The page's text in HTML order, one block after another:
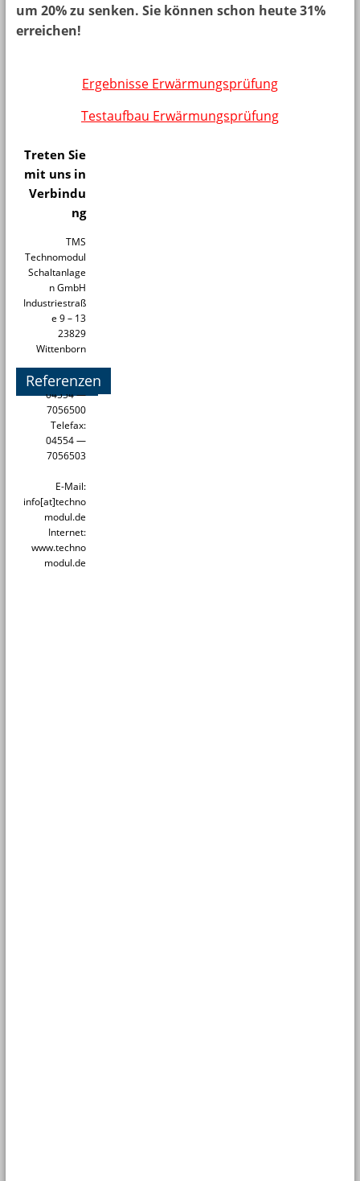
um 20% zu senken. Sie können schon heute 31%
erreichen!
Ergebnisse Erwärmungsprüfung
Testaufbau Erwärmungsprüfung
Treten Sie
mit uns in
Verbindu
ng
TMS
Technomodul
Schaltanlage
n GmbH
Industriestraß
e 9 – 13
23829
Wittenborn
Telefon:
04554 —
7056500
Telefax:
04554 —
7056503
E-Mail:
info[at]techno
modul.de
Internet:
www.techno
modul.de
Referenzen